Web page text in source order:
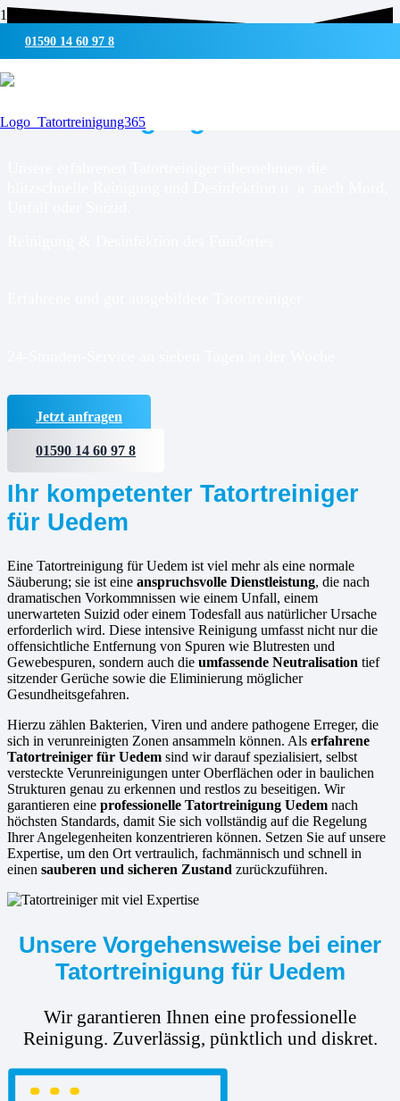
01590 14 60 97 8
UMWELTSCHONENDE REINIGUNG & DESINFEKTION
Tatortreinigung für
Jetzt anfragen
01590 14 60 97 8
Ihr kompetenter Tatortreiniger
für Uedem
Eine Tatortreinigung für Uedem ist viel mehr als eine normale
Säuberung; sie ist eine anspruchsvolle Dienstleistung, die nach
dramatischen Vorkommnissen wie einem Unfall, einem
unerwarteten Suizid oder einem Todesfall aus natürlicher Ursache
erforderlich wird. Diese intensive Reinigung umfasst nicht nur die
offensichtliche Entfernung von Spuren wie Blutresten und
Gewebespuren, sondern auch die umfassende Neutralisation tief
sitzender Gerüche sowie die Eliminierung möglicher
Gesundheitsgefahren.
Hierzu zählen Bakterien, Viren und andere pathogene Erreger, die
sich in verunreinigten Zonen ansammeln können. Als erfahrene
Tatortreiniger für Uedem sind wir darauf spezialisiert, selbst
versteckte Verunreinigungen unter Oberflächen oder in baulichen
Strukturen genau zu erkennen und restlos zu beseitigen. Wir
garantieren eine professionelle Tatortreinigung Uedem nach
höchsten Standards, damit Sie sich vollständig auf die Regelung
Ihrer Angelegenheiten konzentrieren können. Setzen Sie auf unsere
Expertise, um den Ort vertraulich, fachmännisch und schnell in
einen sauberen und sicheren Zustand zurückzuführen.
Unsere Vorgehensweise bei einer
Tatortreinigung für Uedem
Wir garantieren Ihnen eine professionelle
Reinigung. Zuverlässig, pünktlich und diskret.